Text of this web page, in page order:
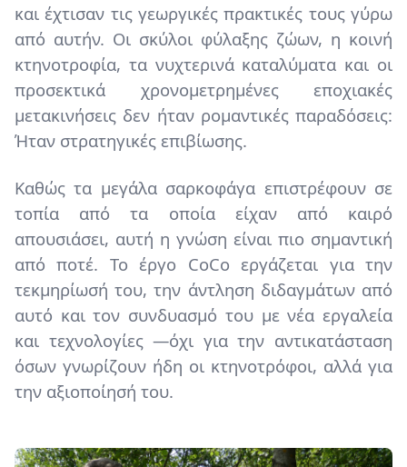
και έχτισαν τις γεωργικές πρακτικές τους γύρω
από αυτήν. Οι σκύλοι φύλαξης ζώων, η κοινή
κτηνοτροφία, τα νυχτερινά καταλύματα και οι
προσεκτικά χρονομετρημένες εποχιακές
μετακινήσεις δεν ήταν ρομαντικές παραδόσεις:
Ήταν στρατηγικές επιβίωσης.
Καθώς τα μεγάλα σαρκοφάγα επιστρέφουν σε
τοπία από τα οποία είχαν από καιρό
απουσιάσει, αυτή η γνώση είναι πιο σημαντική
από ποτέ. Το έργο CoCo εργάζεται για την
τεκμηρίωσή του, την άντληση διδαγμάτων από
αυτό και τον συνδυασμό του με νέα εργαλεία
και τεχνολογίες —όχι για την αντικατάσταση
όσων γνωρίζουν ήδη οι κτηνοτρόφοι, αλλά για
την αξιοποίησή του.
Image